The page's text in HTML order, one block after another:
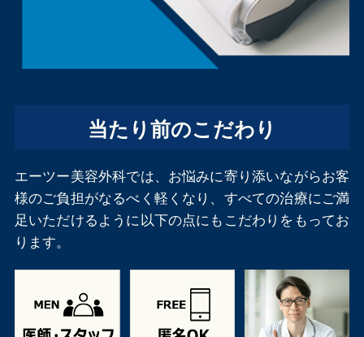
当たり前のこだわり
エーツー美容外科では、お悩みに寄り添いながらお客
様のご負担がなるべく軽くなり、すべての治療にご満
足いただけるように以下の点にもこだわりをもってお
ります。